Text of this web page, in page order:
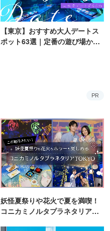
【東京】おすすめ大人デートス
ポット63選｜定番の遊び場から
PR
妖怪夏祭りや花火で夏を満喫！
コニカミノルタプラネタリア